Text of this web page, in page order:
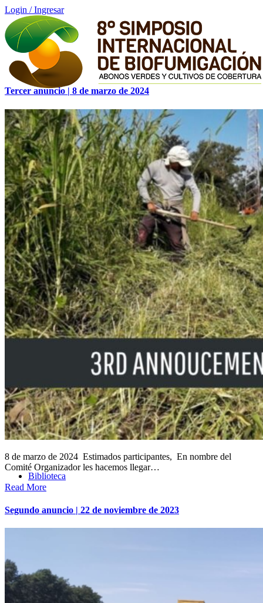
Login / Ingresar
Inicio
Programa GMT -3
Login
Trabajos
Auspiciantes
Biblioteca
Tercer anuncio | 8 de marzo de 2024
8 de marzo de 2024 Estimados participantes, En nombre del
Comité Organizador les hacemos llegar…
Read More
Segundo anuncio | 22 de noviembre de 2023